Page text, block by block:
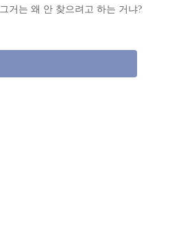
거는 왜 안 찾으려고 하는 거냐?